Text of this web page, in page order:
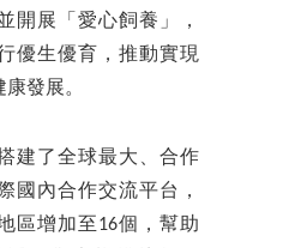
開展「愛心飼養」，
優生優育，推動實現
發展。
建了全球最大、合作
國內合作交流平台，
區增加至16個，幫助